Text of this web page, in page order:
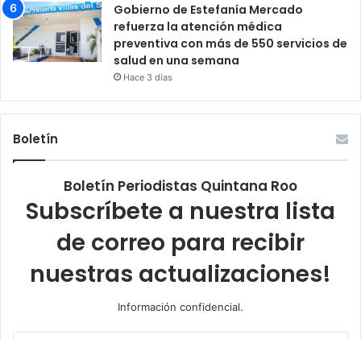
Gobierno de Estefanía Mercado
refuerza la atención médica
preventiva con más de 550 servicios de
salud en una semana
Hace 3 días
Boletín
Boletín Periodistas Quintana Roo
Subscríbete a nuestra lista
de correo para recibir
nuestras actualizaciones!
Información confidencial.